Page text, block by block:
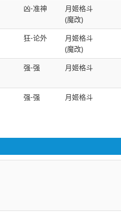
凶-准神
月姬格斗
(魔改)
狂-论外
月姬格斗
(魔改)
强-强 月姬格斗
强-强 月姬格斗